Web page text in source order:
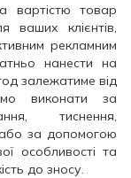
вартістю товар
ваших клієнтів,
рекламним
нанести на
залежатиме від
виконати за
тиснення,
за допомогою
особливості та
до зносу.